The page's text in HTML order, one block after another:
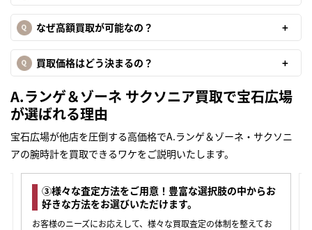
なぜ高額買取が可能なの？
買取価格はどう決まるの？
A.ランゲ＆ゾーネ サクソニア買取で宝石広場
が選ばれる理由
宝石広場が他店を圧倒する高価格でA.ランゲ＆ゾーネ・サクソニ
アの腕時計を買取できるワケをご説明いたします。
③様々な査定方法をご用意！豊富な選択肢の中からお
好きな方法をお選びいただけます。
お客様のニーズにお応えして、様々な買取査定の体制を整えてお